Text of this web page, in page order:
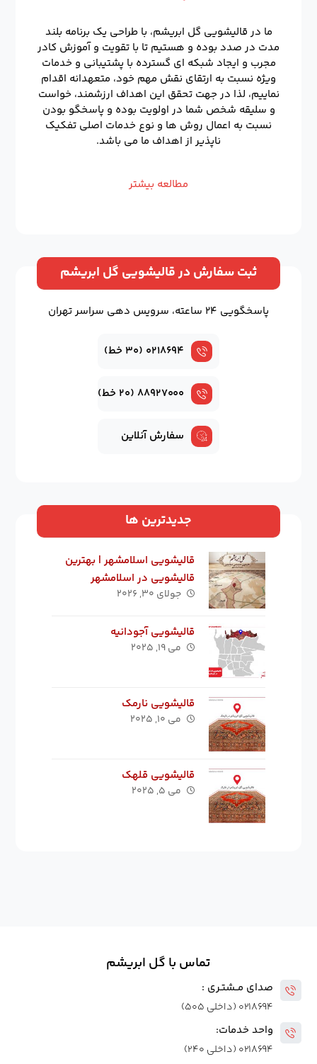
ما در قالیشویی گل ابریشم، با طراحی یک برنامه بلند
مدت در صدد بوده و هستیم تا با تقویت و آموزش کادر
مجرب و ایجاد شبکه ای گسترده با پشتیبانی و خدمات
ویژه نسبت به ارتقای نقش مهم خود، متعهدانه اقدام
نماییم، لذا در جهت تحقق این اهداف ارزشمند، خواست
و سلیقه شخص شما در اولویت بوده و پاسخگو بودن
نسبت به اعمال روش ها و نوع خدمات اصلی تفکیک
ناپذیر از اهداف ما می باشد.
مطالعه بیشتر
ثبت سفارش در قالیشویی گل ابریشم
پاسخگویی ۲۴ ساعته، سرویس دهی سراسر تهران
۰۲۱۸۶۹۴ (۳۰ خط)
۸۸۹۲۷۰۰۰ (۲۰ خط)
سفارش آنلاین
جدیدترین ها
قالیشویی اسلامشهر | بهترین
قالیشویی در اسلامشهر
جولای ۳۰, ۲۰۲۶
قالیشویی آجودانیه
می ۱۹, ۲۰۲۵
قالیشویی نارمک
می ۱۰, ۲۰۲۵
قالیشویی قلهک
می ۵, ۲۰۲۵
تماس با گل ابریشم
صدای مــشتـری :
۰۲۱۸۶۹۴ (داخلی ۵۰۵)
واحد خدمات:
۰۲۱۸۶۹۴ (داخلی ۲۴۰)